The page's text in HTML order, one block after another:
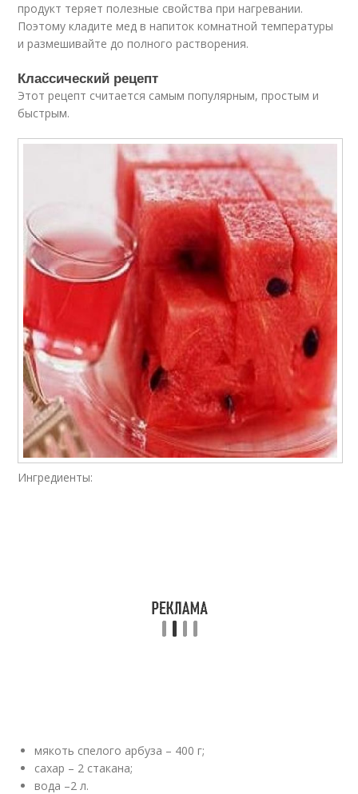
продукт теряет полезные свойства при нагревании.
Поэтому кладите мед в напиток комнатной температуры
и размешивайте до полного растворения.
Классический рецепт
Этот рецепт считается самым популярным, простым и
быстрым.
Ингредиенты:
мякоть спелого арбуза – 400 г;
сахар – 2 стакана;
вода –2 л.